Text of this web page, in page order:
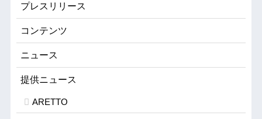
プレスリリース
コンテンツ
ニュース
提供ニュース
ARETTO